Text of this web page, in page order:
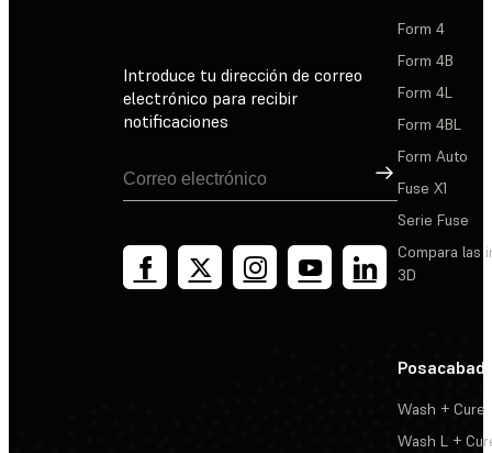
Introduce tu dirección de correo
electrónico para recibir
notificaciones
Suscribirse
Form 4
Form 4B
Form 4L
Form 4BL
Form Auto
Fuse X1
Serie Fuse
Compara las
3D
Wash + Cure
Wash L +